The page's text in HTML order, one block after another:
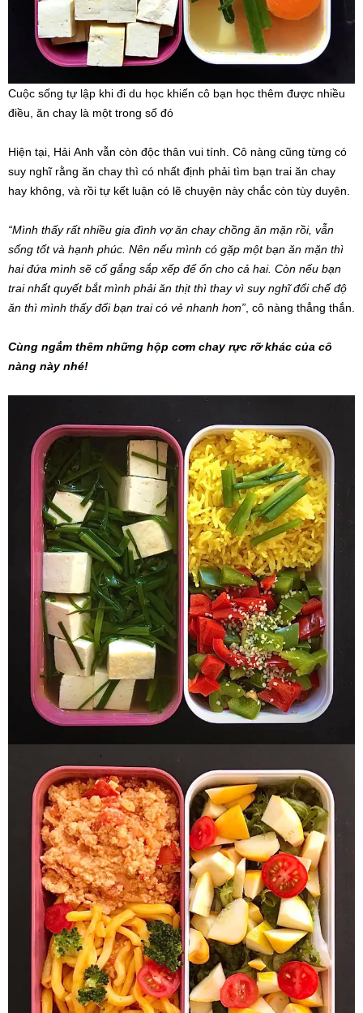
Cuộc sống tự lập khi đi du học khiến cô bạn học thêm được nhiều
điều, ăn chay là một trong số đó
Hiện tại, Hải Anh vẫn còn độc thân vui tính. Cô nàng cũng từng có
suy nghĩ rằng ăn chay thì có nhất định phải tìm bạn trai ăn chay
hay không, và rồi tự kết luận có lẽ chuyện này chắc còn tùy duyên.
“Mình thấy rất nhiều gia đình vợ ăn chay chồng ăn mặn rồi, vẫn
sống tốt và hạnh phúc. Nên nếu mình có gặp một bạn ăn mặn thì
hai đứa mình sẽ cố gắng sắp xếp để ổn cho cả hai. Còn nếu bạn
trai nhất quyết bắt mình phải ăn thịt thì thay vì suy nghĩ đổi chế độ
ăn thì mình thấy đổi bạn trai có vẻ nhanh hơn” , cô nàng thẳng thắn.
Cùng ngắm thêm những hộp cơm chay rực rỡ khác của cô
nàng này nhé!